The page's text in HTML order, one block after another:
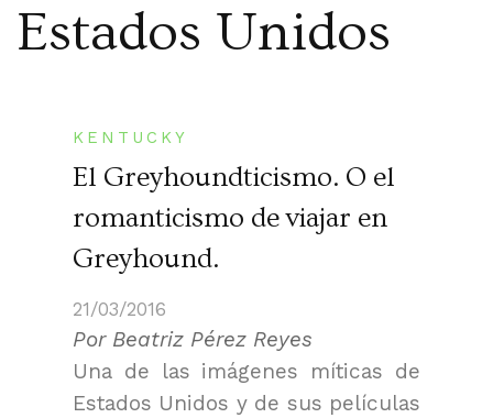
Estados Unidos
KENTUCKY
El Greyhoundticismo. O el
romanticismo de viajar en
Greyhound.
21/03/2016
Por Beatriz Pérez Reyes
Una de las imágenes míticas de
Estados Unidos y de sus películas